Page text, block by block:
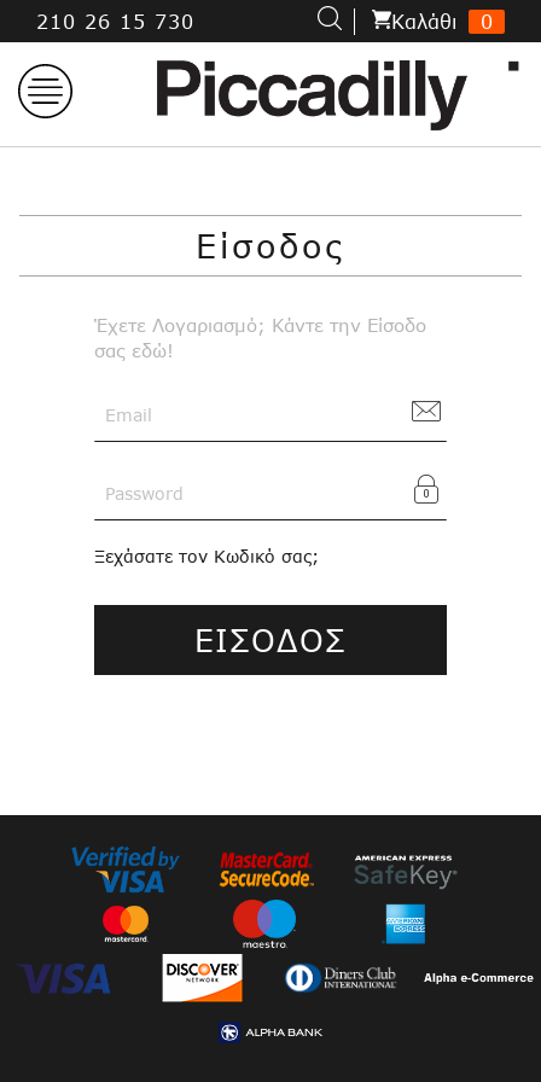
Μετάβαση
στο
210 26 15 730 Kαλάθι 0
Είσοδος
Έχετε Λογαριασμό; Κάντε την Είσοδο
σας εδώ!
Ξεχάσατε τον Κωδικό σας;
ΕΙΣΟΔΟΣ